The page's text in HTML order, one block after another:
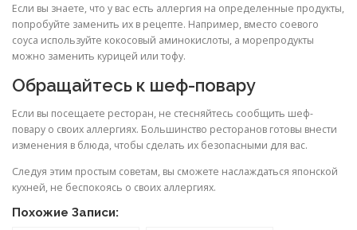
Если вы знаете, что у вас есть аллергия на определенные продукты,
попробуйте заменить их в рецепте. Например, вместо соевого
соуса используйте кокосовый аминокислоты, а морепродукты
можно заменить курицей или тофу.
Обращайтесь к шеф-повару
Если вы посещаете ресторан, не стесняйтесь сообщить шеф-
повару о своих аллергиях. Большинство ресторанов готовы внести
изменения в блюда, чтобы сделать их безопасными для вас.
Следуя этим простым советам, вы сможете наслаждаться японской
кухней, не беспокоясь о своих аллергиях.
Похожие Записи: